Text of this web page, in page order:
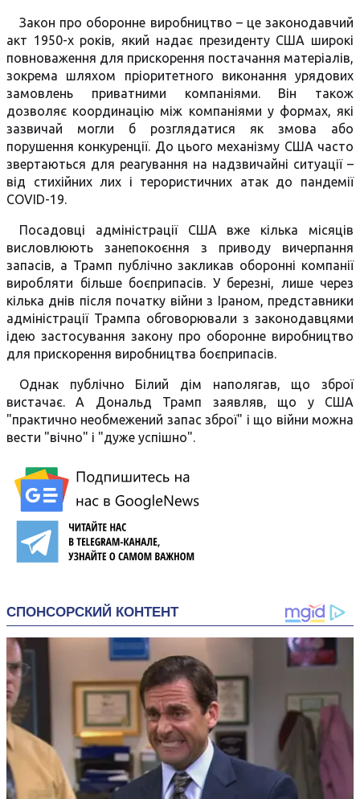
Закон про оборонне виробництво – це законодавчий
акт 1950-х років, який надає президенту США широкі
повноваження для прискорення постачання матеріалів,
зокрема шляхом пріоритетного виконання урядових
замовлень приватними компаніями. Він також
дозволяє координацію між компаніями у формах, які
зазвичай могли б розглядатися як змова або
порушення конкуренції. До цього механізму США часто
звертаються для реагування на надзвичайні ситуації –
від стихійних лих і терористичних атак до пандемії
COVID-19.
Посадовці адміністрації США вже кілька місяців
висловлюють занепокоєння з приводу вичерпання
запасів, а Трамп публічно закликав оборонні компанії
виробляти більше боєприпасів. У березні, лише через
кілька днів після початку війни з Іраном, представники
адміністрації Трампа обговорювали з законодавцями
ідею застосування закону про оборонне виробництво
для прискорення виробництва боєприпасів.
Однак публічно Білий дім наполягав, що зброї
вистачає. А Дональд Трамп заявляв, що у США
"практично необмежений запас зброї" і що війни можна
вести "вічно" і "дуже успішно".